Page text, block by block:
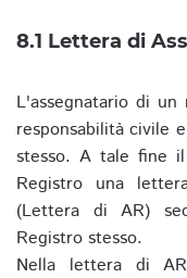
8.1 Lettera di
L'assegnatario di
responsabilità civile
stesso. A tale fine
Registro una
(Lettera di AR)
Registro stesso.
Nella lettera di